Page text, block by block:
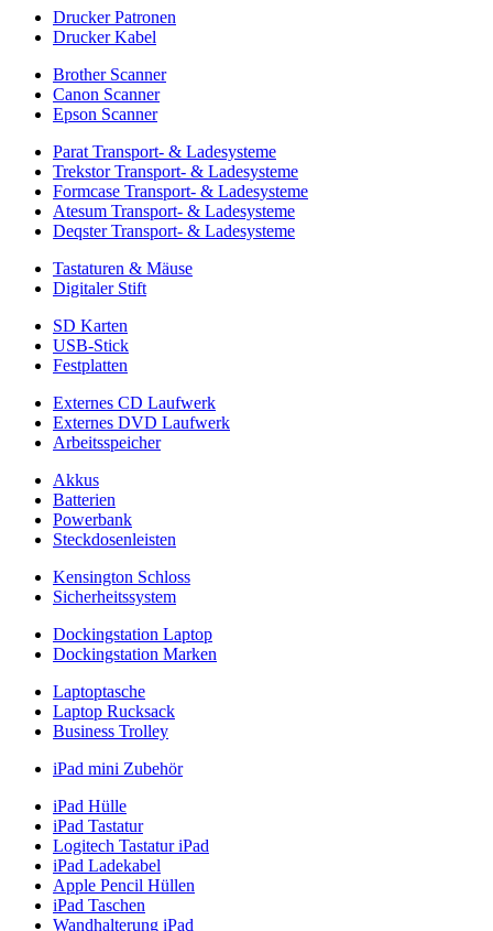
Drucker Patronen
Drucker Kabel
Brother Scanner
Canon Scanner
Epson Scanner
Parat Transport- & Ladesysteme
Trekstor Transport- & Ladesysteme
Formcase Transport- & Ladesysteme
Atesum Transport- & Ladesysteme
Deqster Transport- & Ladesysteme
Tastaturen & Mäuse
Digitaler Stift
SD Karten
USB-Stick
Festplatten
Externes CD Laufwerk
Externes DVD Laufwerk
Arbeitsspeicher
Akkus
Batterien
Powerbank
Steckdosenleisten
Kensington Schloss
Sicherheitssystem
Dockingstation Laptop
Dockingstation Marken
Laptoptasche
Laptop Rucksack
Business Trolley
iPad mini Zubehör
iPad Hülle
iPad Tastatur
Logitech Tastatur iPad
iPad Ladekabel
Apple Pencil Hüllen
iPad Taschen
Wandhalterung iPad